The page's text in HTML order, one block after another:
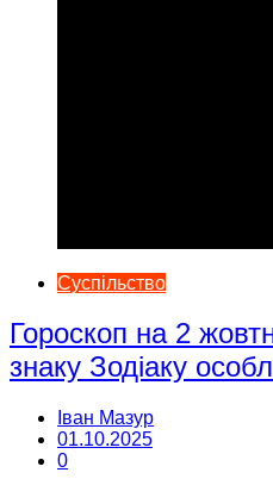
Суспільство
Гороскоп на 2
знаку Зодіаку
Іван Мазур
01.10.2025
0